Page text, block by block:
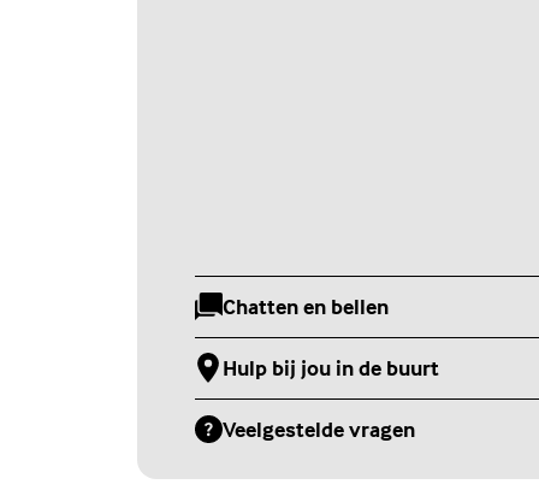
Chatten en bellen
(Externe link)
Hulp bij jou in de buurt
(Externe link)
Veelgestelde vragen
(Externe link)